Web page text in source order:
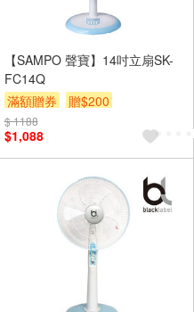
【SAMPO 聲寶】14吋立扇SK-
FC14Q
滿額贈券
贈$200
$ 1188
$1,088